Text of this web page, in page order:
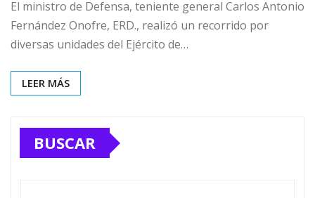
El ministro de Defensa, teniente general Carlos Antonio
Fernández Onofre, ERD., realizó un recorrido por
diversas unidades del Ejército de…
LEER MÁS
BUSCAR